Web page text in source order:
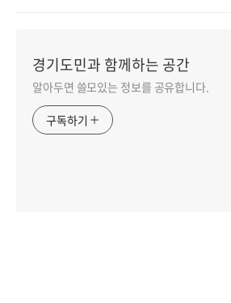
경기도민과 함께하는 공간
알아두면 쓸모있는 정보를 공유합니다.
구독하기